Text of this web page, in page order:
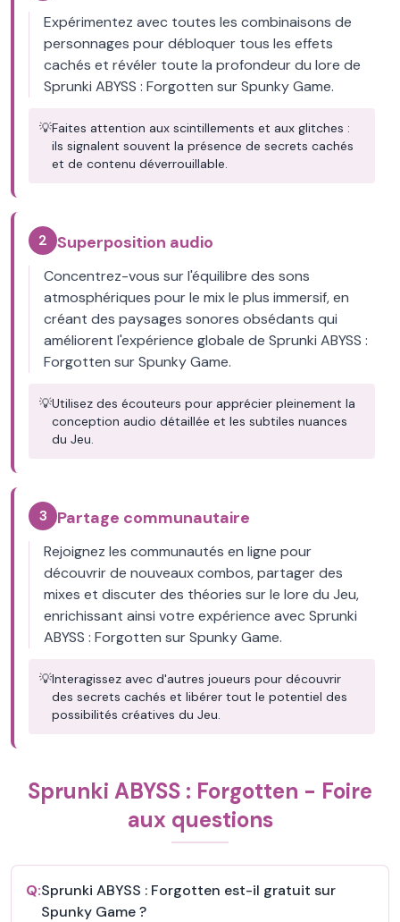
Expérimentez avec toutes les combinaisons de
personnages pour débloquer tous les effets
cachés et révéler toute la profondeur du lore de
Sprunki ABYSS : Forgotten sur Spunky Game.
💡Faites attention aux scintillements et aux glitches :
ils signalent souvent la présence de secrets cachés
et de contenu déverrouillable.
2 Superposition audio
Concentrez-vous sur l'équilibre des sons
atmosphériques pour le mix le plus immersif, en
créant des paysages sonores obsédants qui
améliorent l'expérience globale de Sprunki ABYSS :
Forgotten sur Spunky Game.
💡Utilisez des écouteurs pour apprécier pleinement la
conception audio détaillée et les subtiles nuances
du Jeu.
3 Partage communautaire
Rejoignez les communautés en ligne pour
découvrir de nouveaux combos, partager des
mixes et discuter des théories sur le lore du Jeu,
enrichissant ainsi votre expérience avec Sprunki
ABYSS : Forgotten sur Spunky Game.
💡Interagissez avec d'autres joueurs pour découvrir
des secrets cachés et libérer tout le potentiel des
possibilités créatives du Jeu.
Sprunki ABYSS : Forgotten - Foire
aux questions
Q:Sprunki ABYSS : Forgotten est-il gratuit sur
Spunky Game ?